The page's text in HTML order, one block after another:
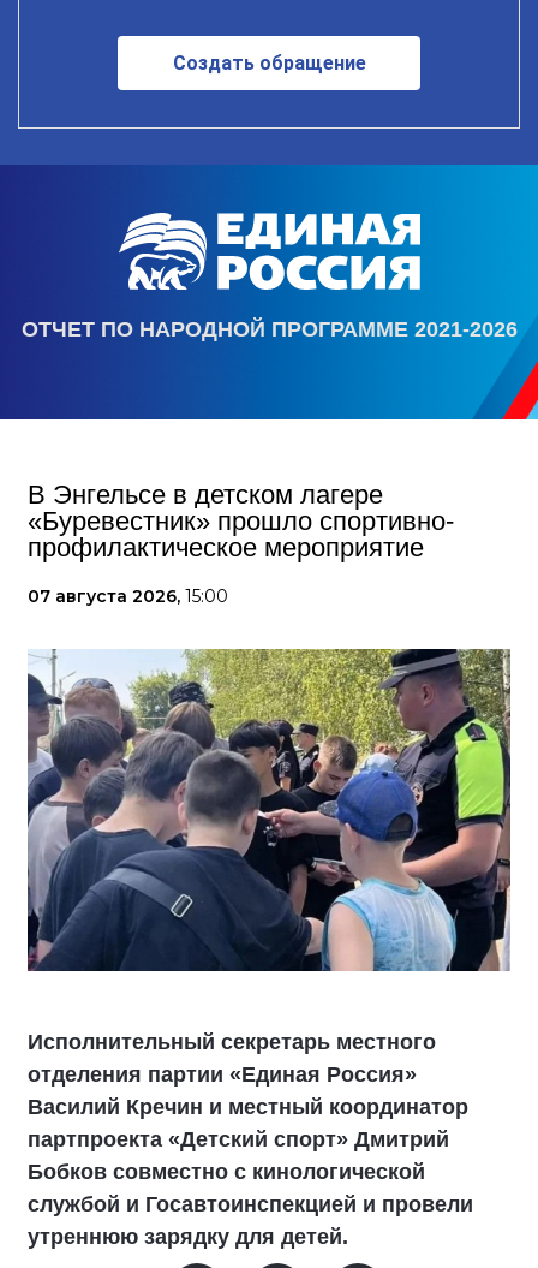
Создать обращение
ОТЧЕТ ПО НАРОДНОЙ ПРОГРАММЕ 2021-2026
В Энгельсе в детском лагере
«Буревестник» прошло спортивно-
профилактическое мероприятие
07 августа 2026, 15:00
Исполнительный секретарь местного
отделения партии «Единая Россия»
Василий Кречин и местный координатор
партпроекта «Детский спорт» Дмитрий
Бобков совместно с кинологической
службой и Госавтоинспекцией и провели
утреннюю зарядку для детей.